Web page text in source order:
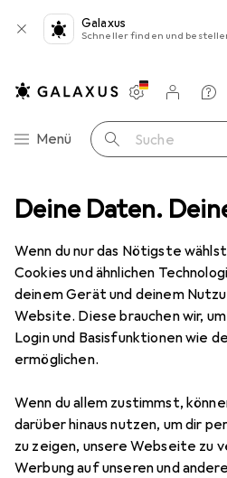
Deine Daten.
Wenn du nur das Nötigste
Cookies und ähnlichen
deinem Gerät und deinem
Website. Diese brauchen wir,
Login und Basisfunktionen wie
ermöglichen.
Wenn du allem zustimmst,
darüber hinaus nutzen, um dir
zu zeigen, unsere Webseite zu
Werbung auf unseren und
Galaxus
Schneller finden und
Navigation nach Kategorien
Menü Suche
Einstellungen
Kundenkonto
Vergleichslisten
Merklisten
Warenkorb
DIN A4, gelb aus 240 g/qm starkem
3 Bilder
ElbaULTIMATE
Klappen, DIN A4,
starkem CANSON
vorge
A4, 25x
EUR
41,84